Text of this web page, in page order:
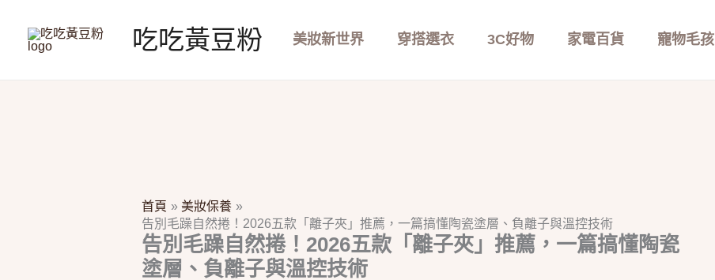
吃吃黃豆粉 美妝新世界 穿搭選衣 3C好物 家電百貨 寵物毛孩
首頁
美妝保養
告別毛躁自然捲！2026五款「離子夾」推薦，一篇搞懂陶瓷塗層、負離子與溫控技術
告別毛躁自然捲！2026五款「離子夾」推薦，一篇搞懂陶瓷
塗層、負離子與溫控技術